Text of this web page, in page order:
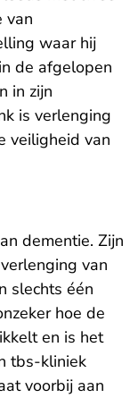
van
waar hij
de afgelopen
in zijn
is verlenging
veiligheid van
dementie. Zijn
van
slechts één
hoe de
en is het
tbs-kliniek
voorbij aan